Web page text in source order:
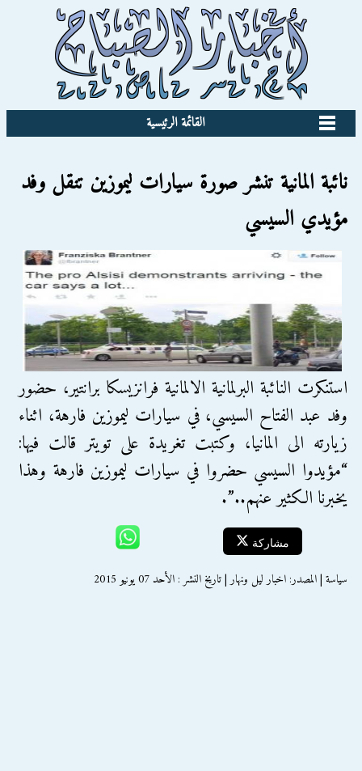
القائمة الرئيسية
نائبة المانية تنشر صورة سيارات ليموزين تنقل وفد
مؤيدي السيسي
استنكرت النائبة البرلمانية الالمانية فرانزيسكا برانتير، حضور
وفد عبد الفتاح السيسي، في سيارات ليموزين فارهة، اثناء
زيارته الى المانيا، وكتبت تغريدة على تويتر قالت فيها:
“مؤيدوا السيسي حضروا في سيارات ليموزين فارهة وهذا
يخبرنا الكثير عنهم..”.
مشاركة
سياسة | المصدر: اخبار ليل ونهار | تاريخ النشر : الأحد 07 يونيو 2015